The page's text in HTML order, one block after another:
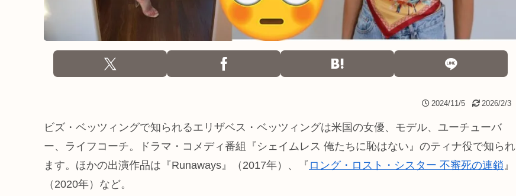
2024/11/5 2026/2/3
ビズ・ベッツィングで知られるエリザベス・ベッツィングは米国の女優、モデル、ユーチューバ
ー、ライフコーチ。ドラマ・コメディ番組『シェイムレス 俺たちに恥はない』のティナ役で知られ
ます。ほかの出演作品は『Runaways』（2017年）、『 ロング・ロスト・シスター 不審死の連鎖 』
（2020年）など。